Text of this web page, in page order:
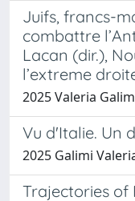
Juifs, francs-
combattre
Lacan (dir.),
l’extreme
2025 Valeria
Vu d'Italie. Un
2025 Galimi
Trajectories of